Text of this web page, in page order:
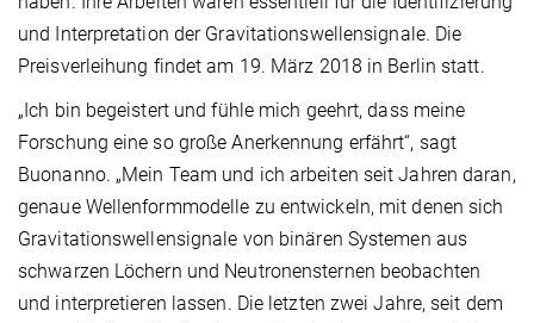
und Interpretation der Gravitationswellensignale. Die
Preisverleihung findet am 19. März 2018 in Berlin statt.
„Ich bin begeistert und fühle mich geehrt, dass meine
Forschung eine so große Anerkennung erfährt“, sagt
Buonanno. „Mein Team und ich arbeiten seit Jahren daran,
genaue Wellenformmodelle zu entwickeln, mit denen sich
Gravitationswellensignale von binären Systemen aus
schwarzen Löchern und Neutronensternen beobachten
und interpretieren lassen. Die letzten zwei Jahre, seit dem